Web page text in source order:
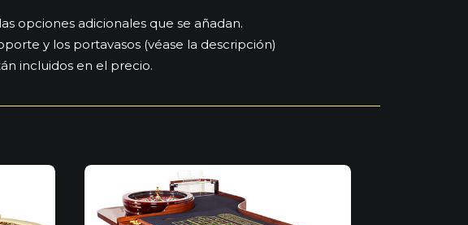
opciones adicionales que se añadan.
y los portavasos (véase la descripción)
incluidos en el precio.